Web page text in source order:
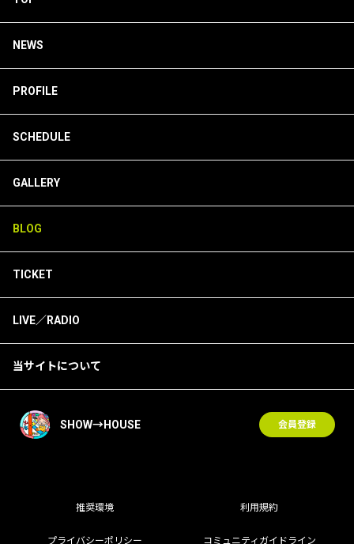
NEWS
PROFILE
SCHEDULE
GALLERY
BLOG
TICKET
LIVE／RADIO
当サイトについて
SHOW→HOUSE 会員登録
推奨環境 利用規約
プライバシーポリシー コミュニティガイドライン